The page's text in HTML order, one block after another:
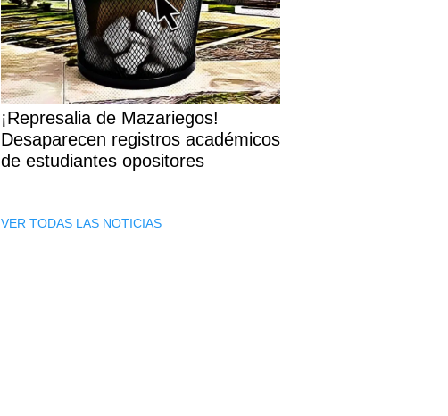
¡Represalia de Mazariegos!
Desaparecen registros académicos
de estudiantes opositores
VER TODAS LAS NOTICIAS